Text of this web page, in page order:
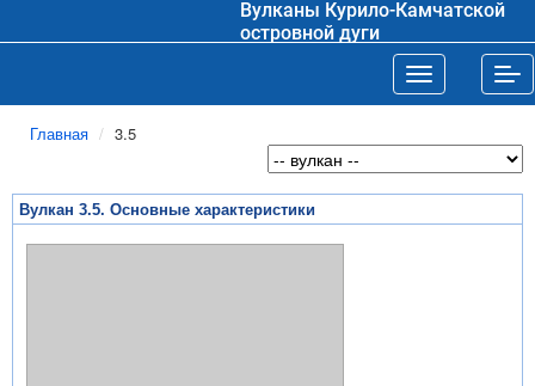
Вулканы Курило-Камчатской
островной дуги
Toggle
Главная 3.5
Вулкан 3.5. Основные характеристики